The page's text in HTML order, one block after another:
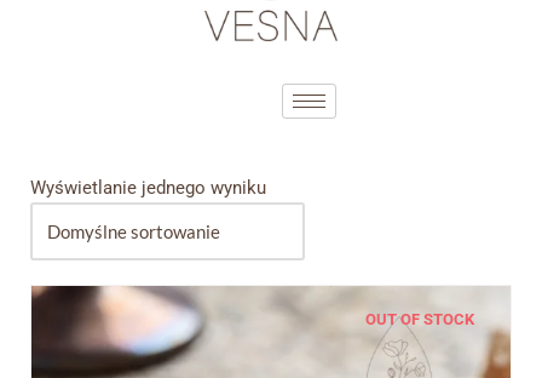
Wyświetlanie jednego wyniku
OUT OF STOCK